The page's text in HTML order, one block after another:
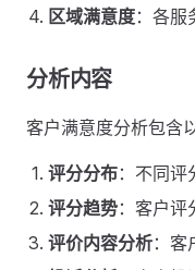
区域满意度：各服
分析内容
客户满意度分析包含
评分分布：不同评
评分趋势：客户评
评价内容分析：客